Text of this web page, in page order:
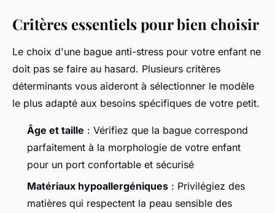
Critères essentiels pour bien choisir
Le choix d'une bague anti-stress pour votre enfant ne
doit pas se faire au hasard. Plusieurs critères
déterminants vous aideront à sélectionner le modèle
le plus adapté aux besoins spécifiques de votre petit.
Âge et taille : Vérifiez que la bague correspond
parfaitement à la morphologie de votre enfant
pour un port confortable et sécurisé
Matériaux hypoallergéniques : Privilégiez des
matières qui respectent la peau sensible des